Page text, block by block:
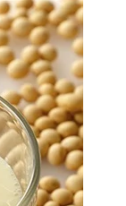
ース価格
(税込)
(税込)